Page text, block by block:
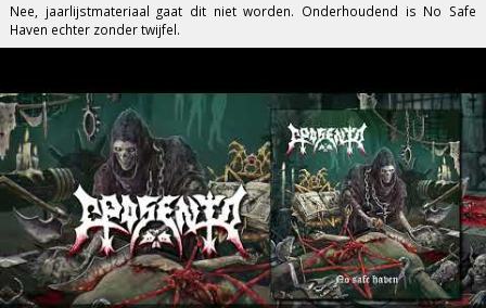
Nee, jaarlijstmateriaal gaat dit niet worden. Onderhoudend is No Safe
Haven echter zonder twijfel.